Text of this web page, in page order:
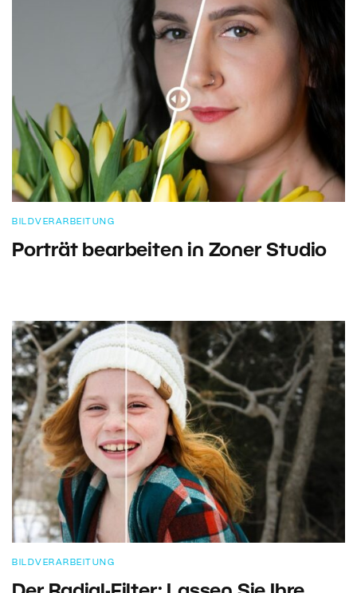
BILDVERARBEITUNG
Porträt bearbeiten in Zoner Studio
BILDVERARBEITUNG